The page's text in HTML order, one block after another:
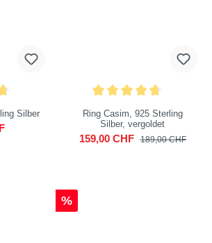
Silber
Ring Casim, 925 Sterling
Silber, vergoldet
159,00 CHF 189,00 CHF
%